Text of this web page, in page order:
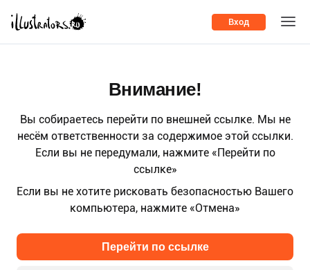
Вход
Внимание!
Вы собираетесь перейти по внешней ссылке. Мы не
несём ответственности за содержимое этой ссылки.
Если вы не передумали, нажмите «Перейти по
ссылке»
Если вы не хотите рисковать безопасностью Вашего
компьютера, нажмите «Отмена»
Перейти по ссылке